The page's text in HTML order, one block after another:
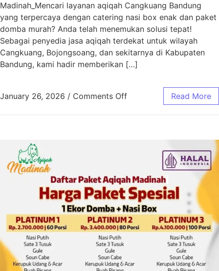
Madinah_Mencari layanan aqiqah Cangkuang Bandung
yang terpercaya dengan catering nasi box enak dan paket
domba murah? Anda telah menemukan solusi tepat!
Sebagai penyedia jasa aqiqah terdekat untuk wilayah
Cangkuang, Bojongsoang, dan sekitarnya di Kabupaten
Bandung, kami hadir memberikan […]
January 26, 2026 / Comments Off Read More